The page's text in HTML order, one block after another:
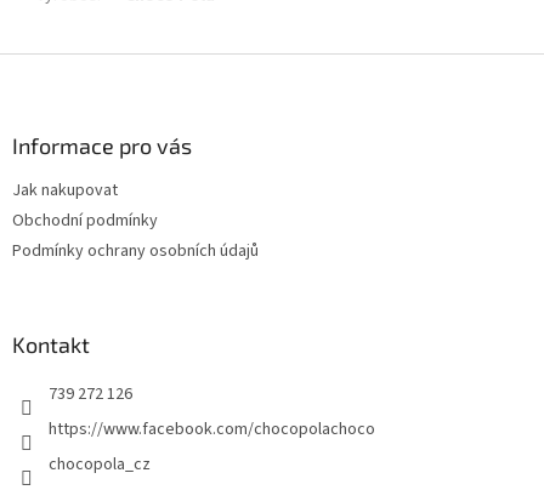
Informace pro vás
Jak nakupovat
Obchodní podmínky
Podmínky ochrany osobních údajů
Kontakt
739 272 126
https://www.facebook.com/chocopolachoco
chocopola_cz